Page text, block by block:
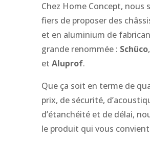
Chez Home Concept, nous
fiers de proposer des
et en aluminium de
grande renommée : Schüco,
et Aluprof.
Que ça soit en terme de
prix, de sécurité,
d’étanchéité et de délai,
le produit qui vous